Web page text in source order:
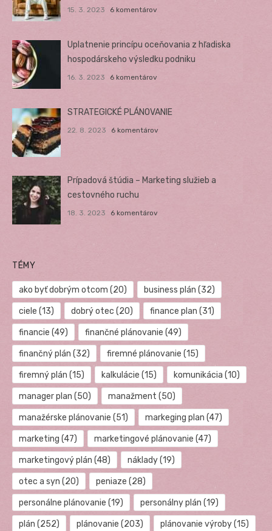
15. 3. 2023 6 komentárov
Uplatnenie princípu oceňovania z hľadiska
hospodárskeho výsledku podniku
16. 3. 2023 6 komentárov
STRATEGICKÉ PLÁNOVANIE
22. 8. 2023 6 komentárov
Prípadová štúdia – Marketing služieb a
cestovného ruchu
18. 3. 2023 6 komentárov
TÉMY
ako byť dobrým otcom (20) business plán (32)
ciele (13) dobrý otec (20) finance plan (31)
financie (49) finančné plánovanie (49)
finančný plán (32) firemné plánovanie (15)
firemný plán (15) kalkulácie (15) komunikácia (10)
manager plan (50) manažment (50)
manažérske plánovanie (51) markeging plan (47)
marketing (47) marketingové plánovanie (47)
marketingový plán (48) náklady(19)
otec a syn (20) peniaze (28)
personálne plánovanie (19) personálny plán (19)
plán (252) plánovanie (203) plánovanie výroby(15)